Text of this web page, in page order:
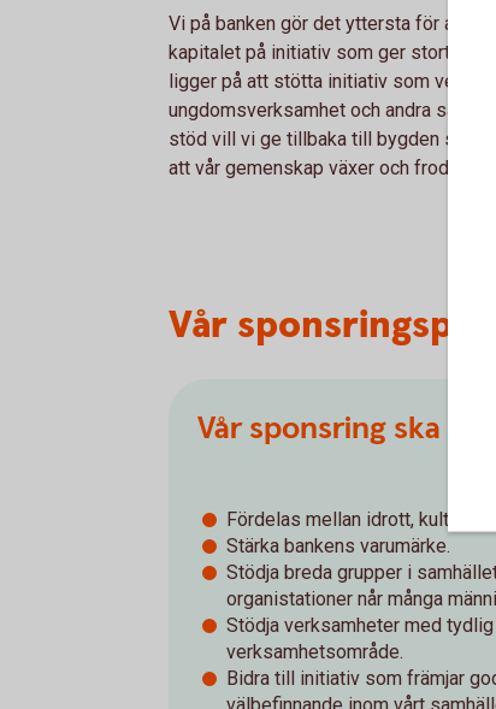
Vi på banken gör det yttersta för att
kapitalet på initiativ som ger stort
ligger på att stötta initiativ som verkar
ungdomsverksamhet och andra
stöd vill vi ge tillbaka till bygden som
att vår gemenskap växer och frodas.
Vår
Vår sponsring ska
Fördelas mellan idrott, kultur
Stärka bankens varumärke.
Stödja breda grupper i
organistationer når många
Stödja verksamheter med
verksamhetsområde.
Bidra till initiativ som främjar